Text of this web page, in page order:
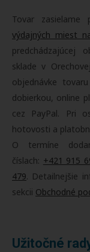
Tovar zasielame
výdajných miest
predchádzajúcej
sklade v
objednávke
dobierkou, online
cez PayPal. Pri
hotovosti a
O termíne
číslach: +421 915
479. Detailnejšie
sekcii Obchodné
Užitočné